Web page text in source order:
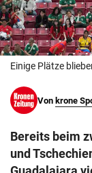
© Krone
Muthgasse 2,
Einige Plätze
Von krone
Bereits beim
und